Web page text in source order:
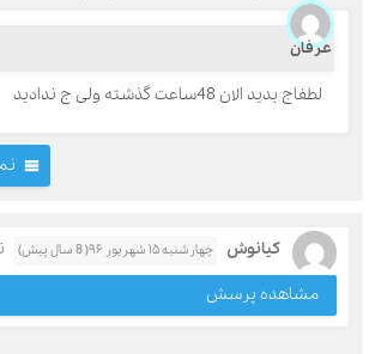
عرفان
لطفاج بدید الان 48ساعت گذشته ولی ج ندادید
کیانوش چهارشنبه ۱۵ شهریور ۹۶( 8 سال پیش)
مشاهده پرسش